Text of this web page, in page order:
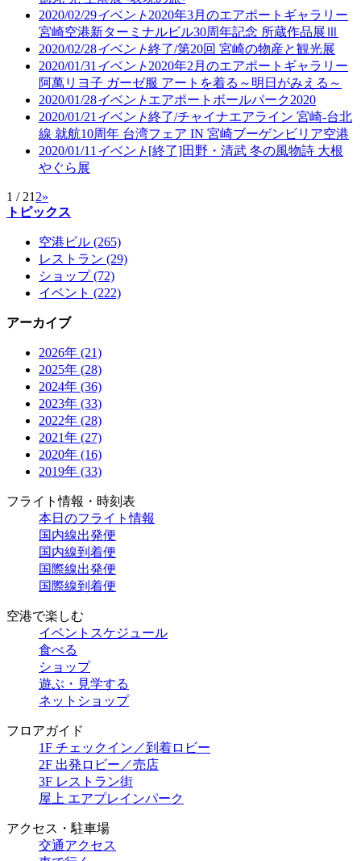
2020/02/29イベント 2020年3月のエアポートギャラリー
宮崎空港新ターミナルビル30周年記念 所蔵作品展Ⅲ
2020/02/28イベント終了/第20回 宮崎の物産と観光展
2020/01/31 イベント 2020年2月のエアポートギャラリー
阿萬リヨ子 ガーゼ服 アートを着る～明日がみえる～
2020/01/28イベント エアポートボールパーク2020
2020/01/21 イベント終了/チャイナエアライン 宮崎-台北
線 就航10周年 台湾フェア IN 宮崎ブーゲンビリア空港
2020/01/11 イベント [終了]田野・清武 冬の風物詩 大根
やぐら展
1 / 21 2»
トピックス
空港ビル (265)
レストラン (29)
ショップ (72)
イベント (222)
アーカイブ
2026年 (21)
2025年 (28)
2024年 (36)
2023年 (33)
2022年 (28)
2021年 (27)
2020年 (16)
2019年 (33)
フライト情報・時刻表
本日のフライト情報
国内線出発便
国内線到着便
国際線出発便
国際線到着便
空港で楽しむ
イベントスケジュール
食べる
ショップ
遊ぶ・見学する
ネットショップ
フロアガイド
1F チェックイン／到着ロビー
2F 出発ロビー／売店
3F レストラン街
屋上 エアプレインパーク
アクセス・駐車場
交通アクセス